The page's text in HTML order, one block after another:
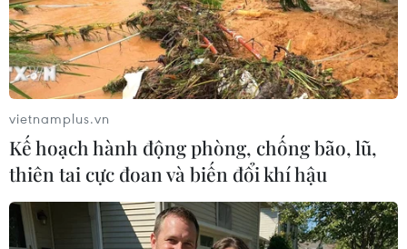
Lực lượng Cảnh sát Cơ động, Công an thành phố Hà Nội, diễu
hành trong ngày ra quân bảo đảm an ninh trật tự, trước, trong
vietnamplus.vn
Kế hoạch hành động phòng, chống bão, lũ,
thiên tai cực đoan và biến đổi khí hậu